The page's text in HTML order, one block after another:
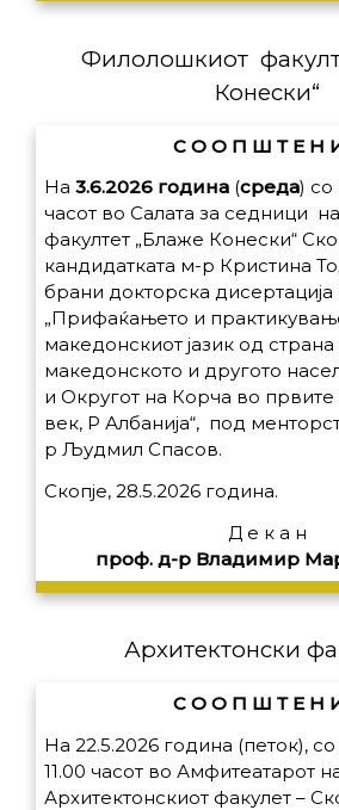
Филолошкиот
Конески“
С О О П Ш Т Е Н
На 3.6.2026 година (среда) со
часот во Салата за седници
факултет „Блаже Конески“
кандидатката м-р Кристина
брани докторска дисертација
„Прифаќањето и
македонскиот јазик од страна
македонското и другото
и Округот на Корча во
век, Р Албанија“, под
р Људмил Спасов.
Скопје, 28.5.2026 година.
Д е к а н
проф. д-р Владимир
Архитектонски
С О О П Ш Т Е Н
На 22.5.2026 година (петок),
11.00 часот во Амфитеатарот
Архитектонскиот факулет –